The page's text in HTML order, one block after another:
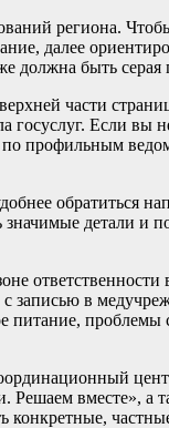
региона.
далее
должна быть серая
части
госуслуг. Если вы
профильным
обратиться
детали и
записью в
питание, проблемы
Решаем вместе», а
конкретные,